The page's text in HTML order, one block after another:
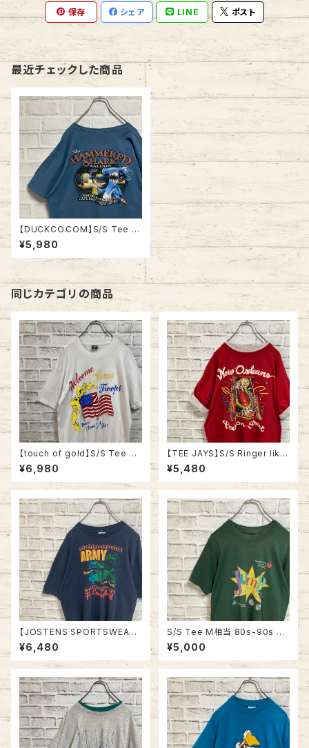
保存 シェア LINE ポスト
最近チェックした商品
【DUCKCO.COM】S/S Tee L
“HAMMERHEAD SHARK” T
シャツ “ハンマーヘッドシャー
ク” バックプリント 両面プリント
サメ アメリカ 古着
¥5,980
同じカテゴリの商品
【touch of gold】S/S Tee XL
90s Made in USA vintage
“Welcome home ” messag
e Tee 米軍兵士帰還歓迎 Tシ
ジ 星条旗 シングルステッチ アメ
リカ USA 古着
¥6,980
【TEE JAYS】S/S Ringer like
Tee XL 90s Made in USA
“Bourbon Street”vintage リ
ンガーライク レイヤード Tシャ
トリート JAZZ 楽器 アルコール
ヴィンテージ シングルステッチ
アメリカ USA レトロ 古着
¥5,480
【JOSTENS SPORTSWEAR】
S/S Tee L 90s Made in US
A “Ft.Campbell” vintage AR
MY Tee USA製 米陸軍 アーミ
ィンテージ シングルステッチ ア
メリカ USA 古着
¥6,480
S/S Tee M相当 80s-90s vi
ntage バックプリント 両面プリ
ント Tシャツ シングルステッチ
チャリティ イベント アメリカ US
¥5,000